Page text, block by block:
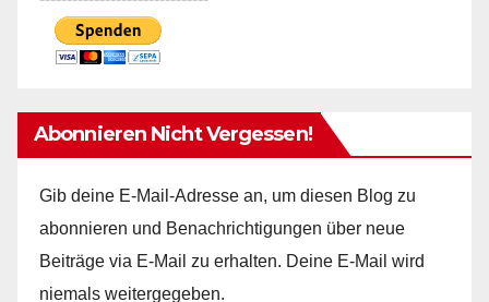
Abonnieren Nicht Vergessen!
Gib deine E-Mail-Adresse an, um diesen Blog zu
abonnieren und Benachrichtigungen über neue
Beiträge via E-Mail zu erhalten. Deine E-Mail wird
niemals weitergegeben.